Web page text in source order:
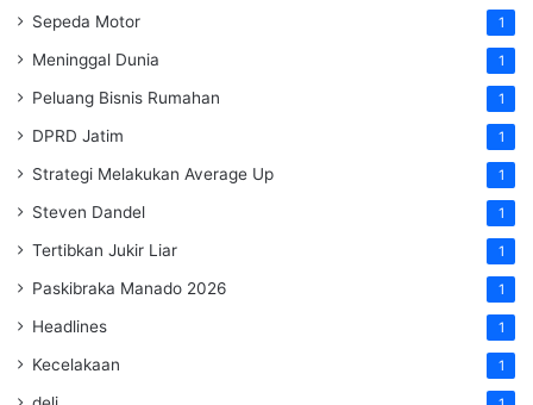
Sepeda Motor 1
Meninggal Dunia 1
Peluang Bisnis Rumahan 1
DPRD Jatim 1
Strategi Melakukan Average Up 1
Steven Dandel 1
Tertibkan Jukir Liar 1
Paskibraka Manado 2026 1
Headlines 1
Kecelakaan 1